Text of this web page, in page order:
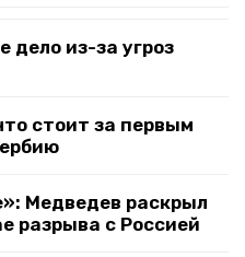
дело из-за угроз
стоит за первым
Медведев раскрыл
разрыва с Россией